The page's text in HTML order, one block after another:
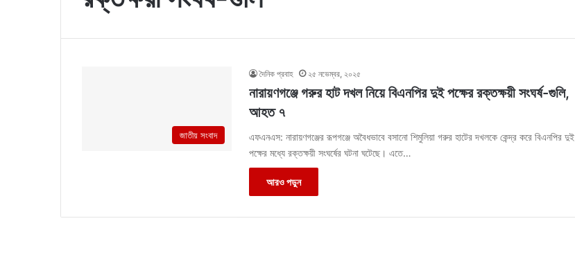
জাতীয় সংবাদ
দৈনিক প্রবাহ ২৫ নভেম্বর, ২০২৫
নারায়ণগঞ্জে গরুর হাট দখল নিয়ে বিএনপির দুই পক্ষের রক্তক্ষয়ী সংঘর্ষ-গুলি,
আহত ৭
এফএনএস: নারায়ণগঞ্জের রূপগঞ্জে অবৈধভাবে বসানো শিমুলিয়া গরুর হাটের দখলকে কেন্দ্র করে বিএনপির দুই
পক্ষের মধ্যে রক্তক্ষয়ী সংঘর্ষের ঘটনা ঘটেছে। এতে…
আরও পড়ুন